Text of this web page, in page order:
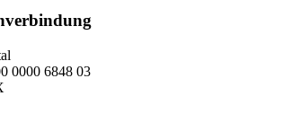
0000 6848 03